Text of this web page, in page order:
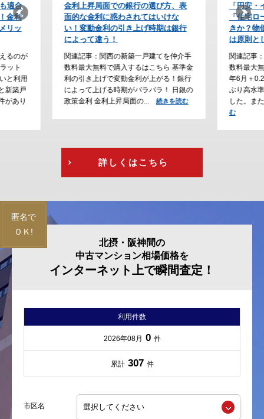
方、表
な
銀行
仲介手
基準金
！銀行
日銀の
を読む
「円安・インフレ時代」の防衛策！
「住宅ローンの予算」をどう組むべ
きか？物価が上がり続けると利上げ
は原則として永遠に続く
関連記事：関西の新築一戸建てを仲介手
数料最大無料で購入するはこちら 2026
年6月＋0.25％の利上げが確定し、31年
ぶり高水準の政策金利（１％）となりま
した。また、2026年6月、フ...続きを読
【住宅
上が条
会社の
なぜ？
関連記事
数料最大
ーン審査
勤続年数
る傾向が
行...
詳しくはこちら
北摂・阪神間の
中古マンション相場価格を
インターネット上で瞬間査定！
利用件数
2026年08月 0 件
累計 307 件
市区名